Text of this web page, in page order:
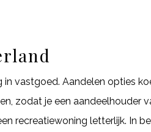
vastgoed. Aandelen opties
zodat je een aandeelhouder
recreatiewoning letterlijk. In